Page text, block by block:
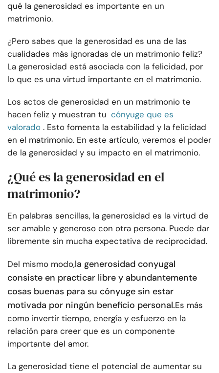
qué la generosidad es importante en un
matrimonio.
¿Pero sabes que la generosidad es una de las
cualidades más ignoradas de un matrimonio feliz?
La generosidad está asociada con la felicidad, por
lo que es una virtud importante en el matrimonio.
Los actos de generosidad en un matrimonio te
hacen feliz y muestran tu cónyuge que es
valorado . Esto fomenta la estabilidad y la felicidad
en el matrimonio. En este artículo, veremos el poder
de la generosidad y su impacto en el matrimonio.
¿Qué es la generosidad en el
matrimonio?
En palabras sencillas, la generosidad es la virtud de
ser amable y generoso con otra persona. Puede dar
libremente sin mucha expectativa de reciprocidad.
Del mismo modo,la generosidad conyugal
consiste en practicar libre y abundantemente
cosas buenas para su cónyuge sin estar
motivada por ningún beneficio personal.Es más
como invertir tiempo, energía y esfuerzo en la
relación para creer que es un componente
importante del amor.
La generosidad tiene el potencial de aumentar su